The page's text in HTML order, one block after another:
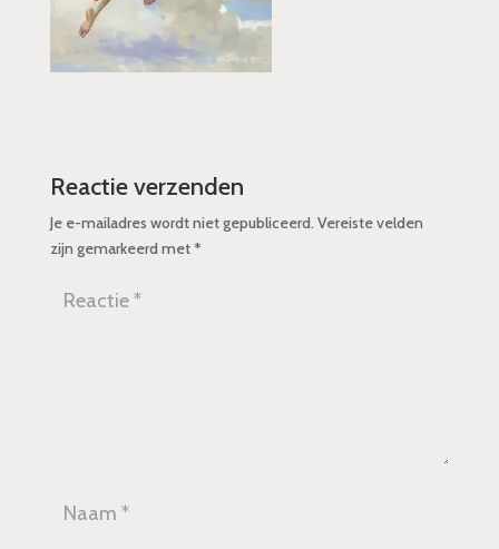
Reactie verzenden
Je e-mailadres wordt niet gepubliceerd. Vereiste velden
zijn gemarkeerd met*